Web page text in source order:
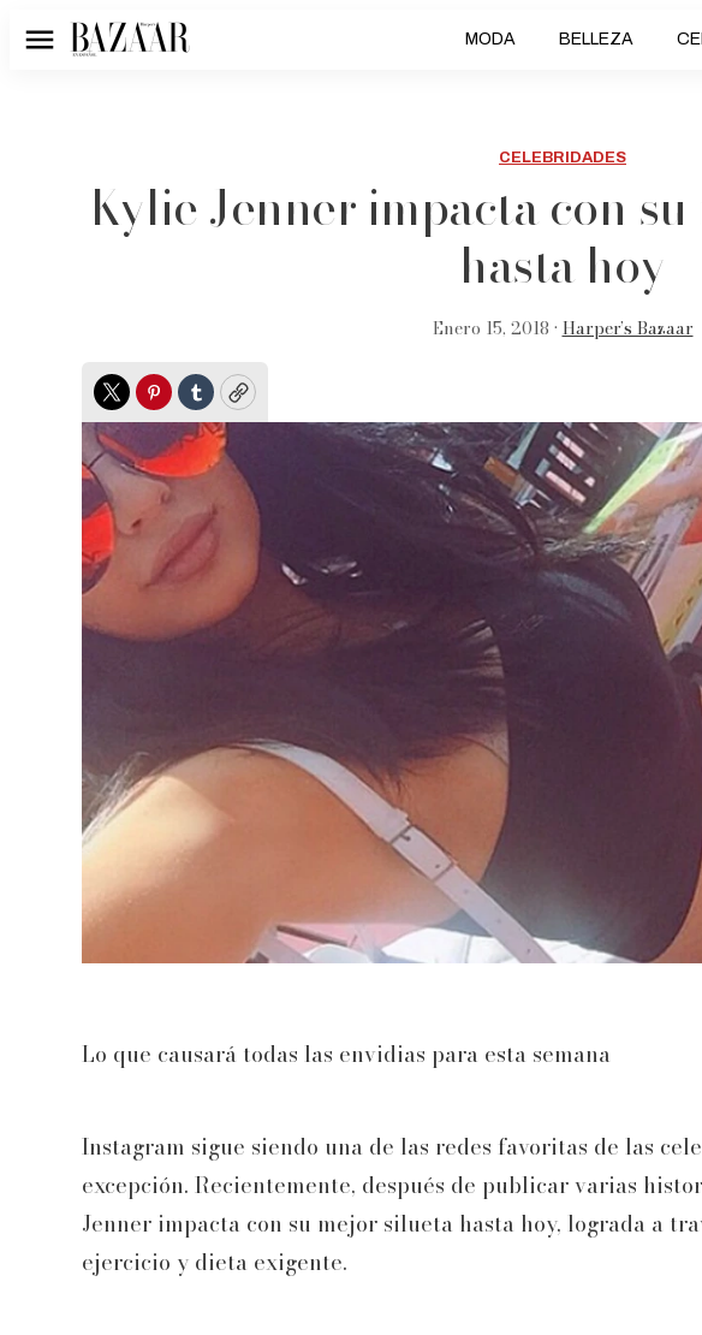
Menú MODA BELLEZA
CELEBRIDADES
Kylie Jenner impacta con
hasta hoy
Enero 15, 2018 • Harper’s Bazaar
TwitterPinterest
TumblrCopy
Lo que causará todas las envidias para esta semana
Instagram sigue siendo una de las redes favoritas de las
excepción. Recientemente, después de publicar varias
Jenner impacta con su mejor silueta hasta hoy, lograda a
ejercicio y dieta exigente.